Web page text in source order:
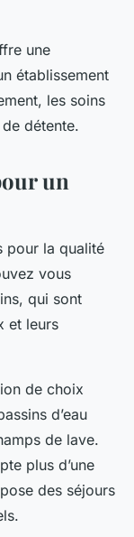
une
établissement
les soins
détente.
un
pour la qualité
vous
qui sont
et leurs
de choix
d’eau
de lave.
plus d’une
des séjours